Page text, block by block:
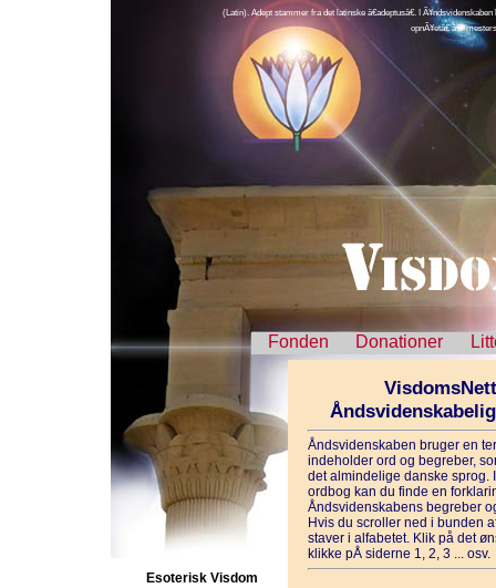
(Latin). Adept stammer fra det latinske â€adeptusâ€. I Ã¥ndsvidenskaben
opnÃ¥etâ€ â€“
Fonden Donationer
Esoterisk Visdom
Åndsvidenskaben bruger en
indeholder ord og begreber,
det almindelige danske sprog.
ordbog kan du finde en
Åndsvidenskabens begreber
Hvis du scroller ned i bunden
staver i alfabetet. Klik på det
klikke pÅ siderne 1, 2, 3 ... osv.